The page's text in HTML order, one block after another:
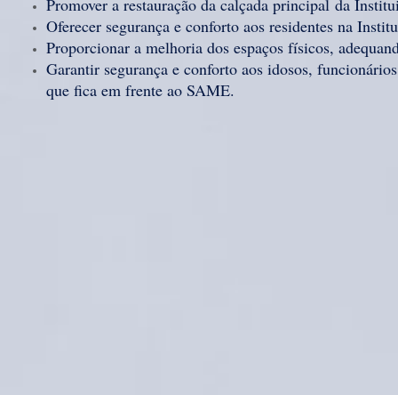
Promover a restauração da calçada principal da
Oferecer segurança e conforto aos residentes na
Proporcionar a melhoria dos espaços físicos,
Garantir segurança e conforto aos idosos,
que fica em frente ao SAME.